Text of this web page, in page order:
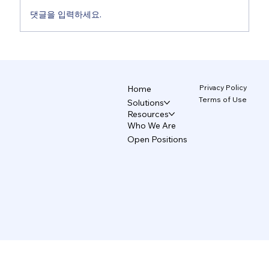
댓글을 입력하세요.
Home
Solutions
Resources
Who We Are
Open Positions
Privacy Policy
Terms of Use